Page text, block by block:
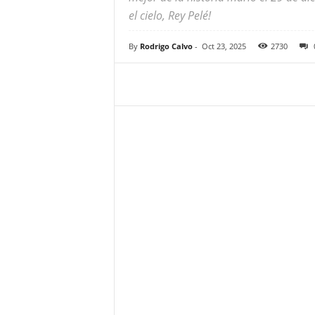
el cielo, Rey Pelé!
By Rodrigo Calvo- Oct 23, 2025 2730